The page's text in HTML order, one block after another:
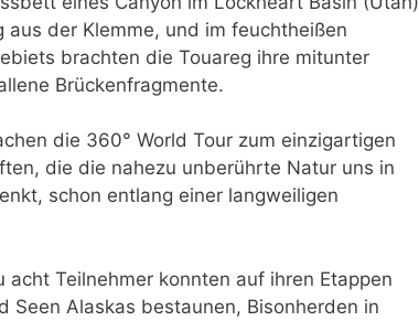
der Klemme, und im feuchtheißen
brachten die Touareg ihre mitunter
Brückenfragmente.
die 360° World Tour zum einzigartigen
die die nahezu unberührte Natur uns in
schon entlang einer langweiligen
acht Teilnehmer konnten auf ihren Etappen
Seen Alaskas bestaunen, Bisonherden in